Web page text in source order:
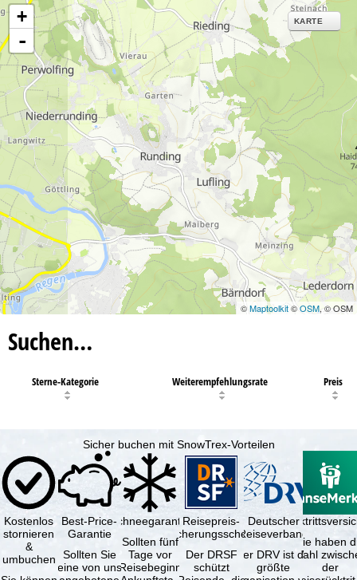
+
-
KARTE
©Maptoolkit©OSM, © OSM
Suchen…
Sterne-Kategorie Weiterempfehlungsrate Preis
Sicher buchen mit SnowTrex-Vorteilen
Kostenlos
stornieren
&
umbuchen
Best-Price-
Garantie
Sollten Sie
eine von uns
Schneegarantie
Sollten fünf
Tage vor
Reisebeginn
Reisepreis-
Sicherungsschein
Der DRSF
schützt
Deutscher
Reiseverband
Der DRV ist die
größte
Sie haben
Wahl
der